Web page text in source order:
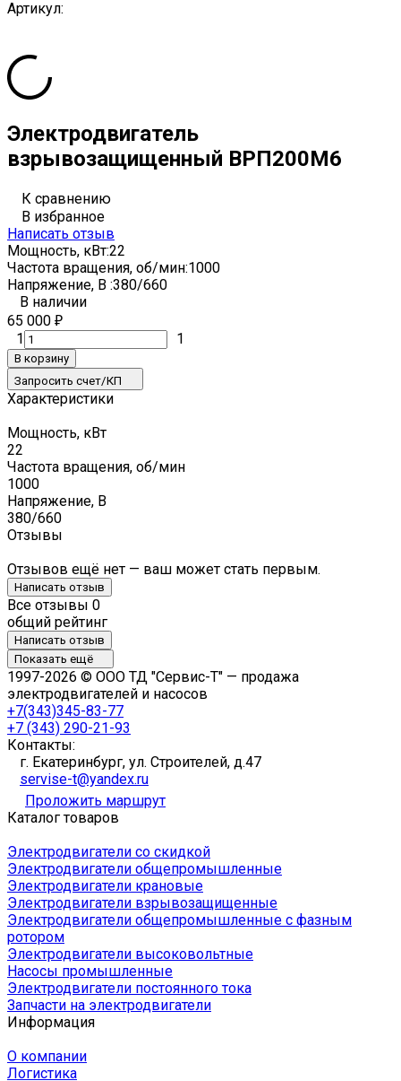
Артикул:
Электродвигатель
взрывозащищенный ВРП200М6
К сравнению
В избранное
Написать отзыв
Мощность, кВт:22
Частота вращения, об/мин:1000
Напряжение, В :380/660
В наличии
65 000 ₽
1 1
В корзину
Запросить счет/КП
Характеристики
Мощность, кВт
22
Частота вращения, об/мин
1000
Напряжение, В
380/660
Отзывы
Отзывов ещё нет — ваш может стать первым.
Написать отзыв
Все отзывы 0
общий рейтинг
Написать отзыв
Показать ещё
1997-2026 © ООО ТД "Сервис-Т" — продажа
электродвигателей и насосов
+7(343)345-83-77
+7 (343) 290-21-93
Контакты:
г. Екатеринбург, ул. Строителей, д.47
servise-t@yandex.ru
Проложить маршрут
Каталог товаров
Электродвигатели со скидкой
Электродвигатели общепромышленные
Электродвигатели крановые
Электродвигатели взрывозащищенные
Электродвигатели общепромышленные с фазным
ротором
Электродвигатели высоковольтные
Насосы промышленные
Электродвигатели постоянного тока
Запчасти на электродвигатели
Информация
О компании
Логистика